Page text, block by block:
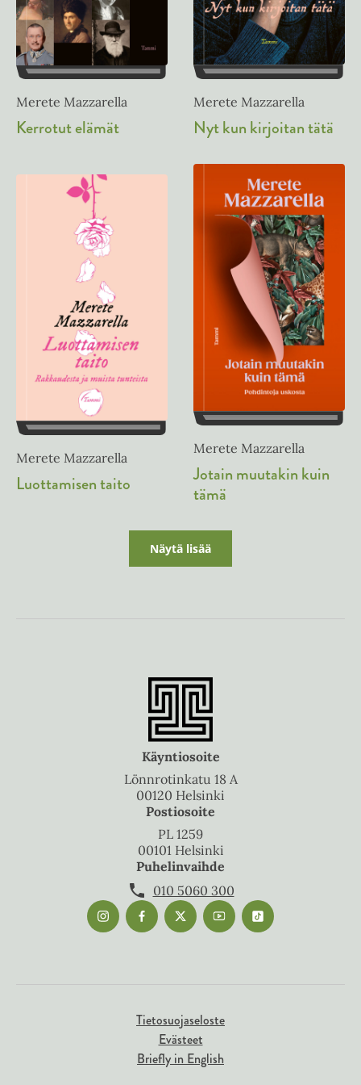
Merete Mazzarella
Kerrotut elämät
Merete Mazzarella
Nyt kun kirjoitan tätä
Merete Mazzarella
Luottamisen taito
Merete Mazzarella
Jotain muutakin kuin
tämä
Näytä lisää
Käyntiosoite
Lönnrotinkatu 18 A
00120 Helsinki
Postiosoite
PL 1259
00101 Helsinki
Puhelinvaihde
010 5060 300
Tietosuojaseloste
Evästeet
Briefly in English